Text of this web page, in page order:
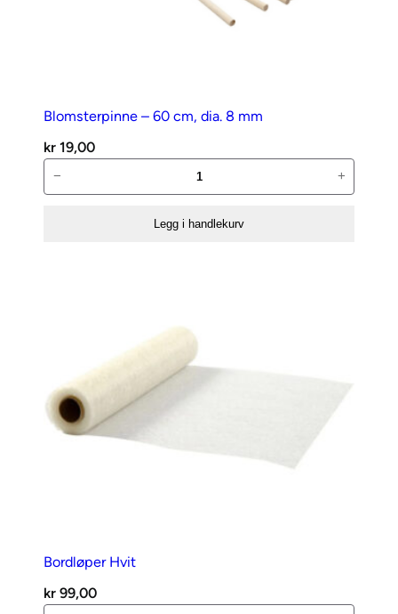
Blomsterpinne – 60 cm, dia. 8 mm
kr 19,00
–
− +
Legg i handlekurv
Bordløper Hvit
kr 99,00